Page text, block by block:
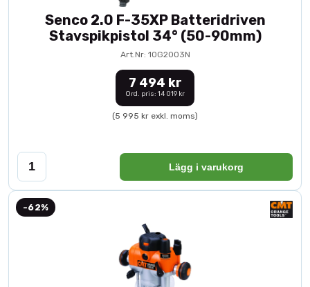
Senco 2.0 F-35XP Batteridriven
Stavspikpistol 34° (50-90mm)
Art.Nr: 10G2003N
7 494 kr
Ord. pris: 14 019 kr
(5 995 kr exkl. moms)
Lägg i varukorg
-62%